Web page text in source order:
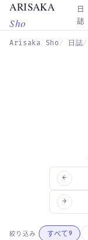
Skip to main content
ARISAKA
Sho
日
誌
Arisaka Sho 日誌
←
→
絞り込み すべて9